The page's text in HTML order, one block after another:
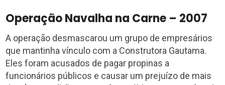
Operação Navalha na Carne – 2007
A operação desmascarou um grupo de empresários
que mantinha vínculo com a Construtora Gautama.
Eles foram acusados de pagar propinas a
funcionários públicos e causar um prejuízo de mais